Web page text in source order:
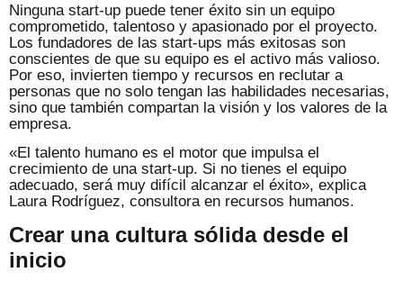
Ninguna start-up puede tener éxito sin un equipo
comprometido, talentoso y apasionado por el proyecto.
Los fundadores de las start-ups más exitosas son
conscientes de que su equipo es el activo más valioso.
Por eso, invierten tiempo y recursos en reclutar a
personas que no solo tengan las habilidades necesarias,
sino que también compartan la visión y los valores de la
empresa.
«El talento humano es el motor que impulsa el
crecimiento de una start-up. Si no tienes el equipo
adecuado, será muy difícil alcanzar el éxito», explica
Laura Rodríguez, consultora en recursos humanos.
Crear una cultura sólida desde el
inicio